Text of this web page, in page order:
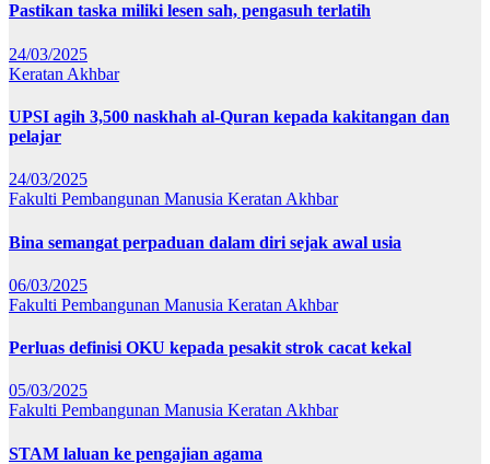
Pastikan taska miliki lesen sah, pengasuh terlatih
24/03/2025
Keratan Akhbar
UPSI agih 3,500 naskhah al-Quran kepada kakitangan dan
pelajar
24/03/2025
Fakulti Pembangunan Manusia Keratan Akhbar
Bina semangat perpaduan dalam diri sejak awal usia
06/03/2025
Fakulti Pembangunan Manusia Keratan Akhbar
Perluas definisi OKU kepada pesakit strok cacat kekal
05/03/2025
Fakulti Pembangunan Manusia Keratan Akhbar
STAM laluan ke pengajian agama